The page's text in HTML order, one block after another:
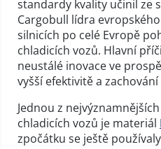
standardy kvality učinil ze
Cargobull lídra
silnicích po celé Evropě
chladicích vozů. Hlavní
neustálé inovace ve
vyšší efektivitě a
Jednou z
chladicích vozů je materiál
zpočátku se ještě